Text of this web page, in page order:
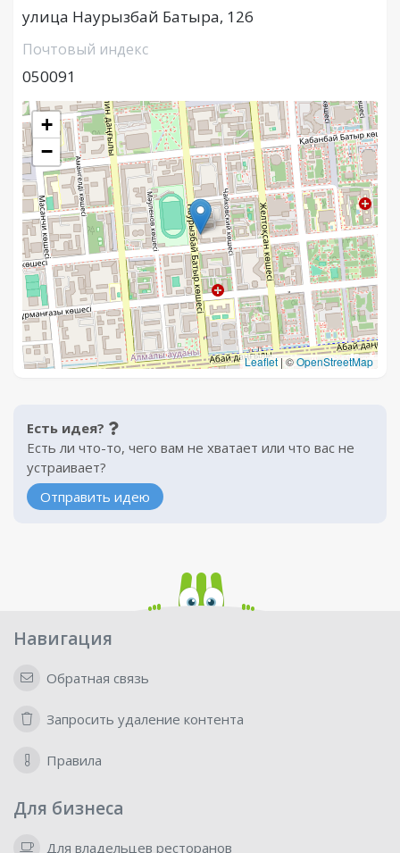
улица Наурызбай Батыра, 126
Почтовый индекс
050091
+
−
Leaflet | ©OpenStreetMap
Есть идея?
Есть ли что-то, чего вам не хватает или что вас не
устраивает?
Отправить идею
Навигация
Обратная связь
Запросить удаление контента
Правила
Для бизнеса
Для владельцев ресторанов